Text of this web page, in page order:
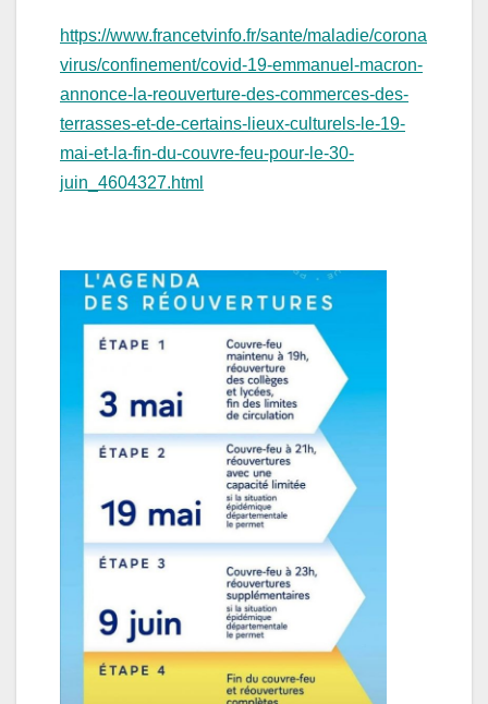
https://www.francetvinfo.fr/sante/maladie/corona
virus/confinement/covid-19-emmanuel-macron-
annonce-la-reouverture-des-commerces-des-
terrasses-et-de-certains-lieux-culturels-le-19-
mai-et-la-fin-du-couvre-feu-pour-le-30-
juin_4604327.html